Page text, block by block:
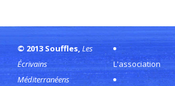
© 2013 Souffles, Les
Écrivains
Méditerranéens
L'association